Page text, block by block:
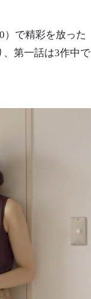
）で精彩を放った
第一話は3作中で